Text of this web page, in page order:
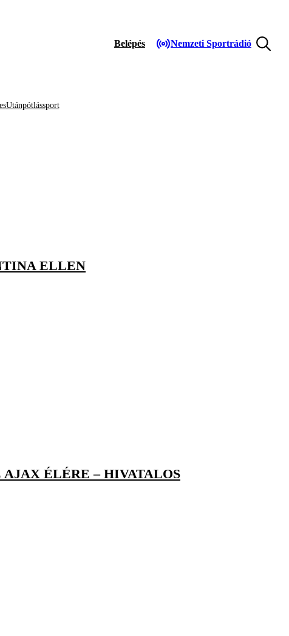
Belépés Nemzeti Sportrádió
Utánpótlássport
ELLEN
ÉLÉRE – HIVATALOS